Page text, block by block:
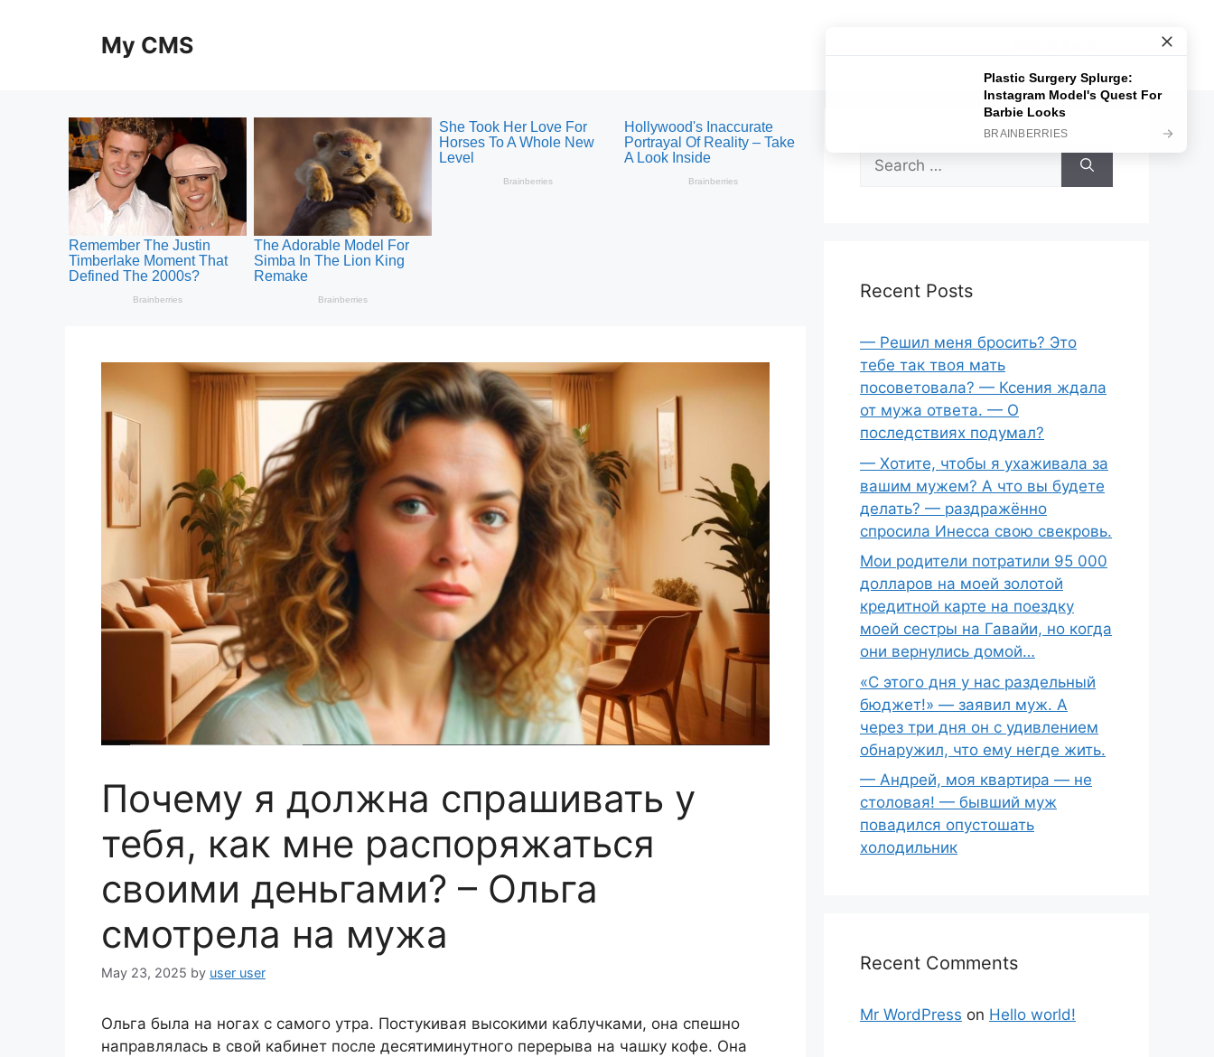
My CMS
Почему я должна спрашивать у
тебя, как мне распоряжаться
своими деньгами? – Ольга
смотрела на мужа
May 23, 2025 by user user
Ольга была на ногах с самого утра. Постукивая высокими каблучками, она спешно
направлялась в свой кабинет после десятиминутного перерыва на чашку кофе. Она
Search
for:
Recent Posts
— Решил меня бросить? Это
тебе так твоя мать
посоветовала? — Ксения ждала
от мужа ответа. — О
последствиях подумал?
— Хотите, чтобы я ухаживала за
вашим мужем? А что вы будете
делать? — раздражённо
спросила Инесса свою свекровь.
Мои родители потратили 95 000
долларов на моей золотой
кредитной карте на поездку
моей сестры на Гавайи, но когда
они вернулись домой…
«С этого дня у нас раздельный
бюджет!» — заявил муж. А
через три дня он с удивлением
обнаружил, что ему негде жить.
— Андрей, моя квартира — не
столовая! — бывший муж
повадился опустошать
холодильник
Recent Comments
Mr WordPress on Hello world!